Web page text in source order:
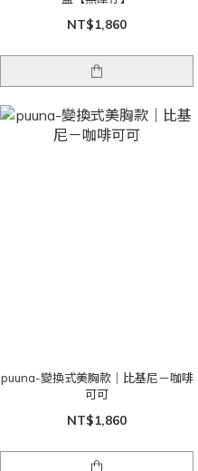
NT$1,860
puuna-變換式美胸款｜比基尼－咖啡
可可
NT$1,860